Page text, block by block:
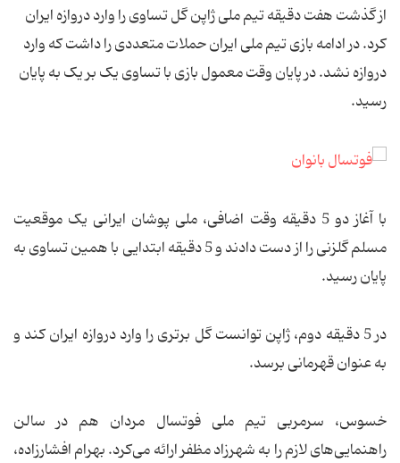
از گذشت هفت دقیقه تیم ملی ژاپن گل تساوی را وارد دروازه ایران
کرد. در ادامه بازی تیم ملی ایران حملات متعددی را داشت که وارد
دروازه نشد. در پایان وقت معمول بازی با تساوی یک بر یک به پایان
رسید.
با آغاز دو 5 دقیقه وقت اضافی، ملی پوشان ایرانی یک موقعیت
مسلم گلزنی را از دست دادند و 5 دقیقه ابتدایی با همین تساوی به
پایان رسید.
در 5 دقیقه دوم، ژاپن توانست گل برتری را وارد دروازه ایران کند و
به عنوان قهرمانی برسد.
خسوس، سرمربی تیم ملی فوتسال مردان هم در سالن
راهنمایی‌های لازم را به شهرزاد مظفر ارائه می‌کرد. بهرام افشارزاده،